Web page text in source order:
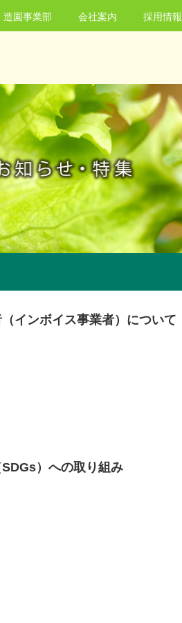
造園事業部 会社案内 採用情報
インボイス事業者）について
）への取り組み